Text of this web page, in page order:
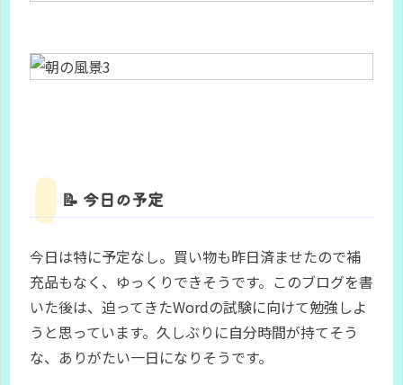
📝 今日の予定
今日は特に予定なし。買い物も昨日済ませたので補
充品もなく、ゆっくりできそうです。このブログを書
いた後は、迫ってきたWordの試験に向けて勉強しよ
うと思っています。久しぶりに自分時間が持てそう
な、ありがたい一日になりそうです。